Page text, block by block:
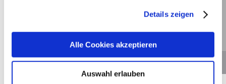
Details zeigen
Alle Cookies akzeptieren
Auswahl erlauben
Details